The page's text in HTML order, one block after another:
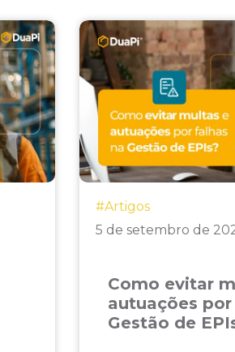
#Artigos
5 de setembro de
Como evitar
autuações
Gestão de